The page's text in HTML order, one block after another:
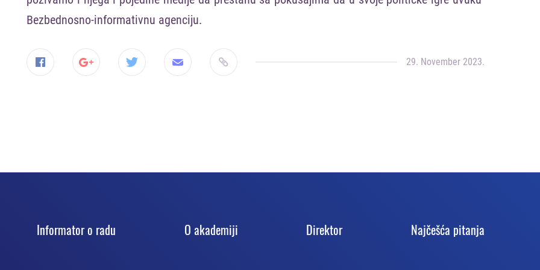
Bezbednosno-informativnu agenciju.
29. November 2023.
Informator o radu O akadеmiji Direktor Najčešća pitanja